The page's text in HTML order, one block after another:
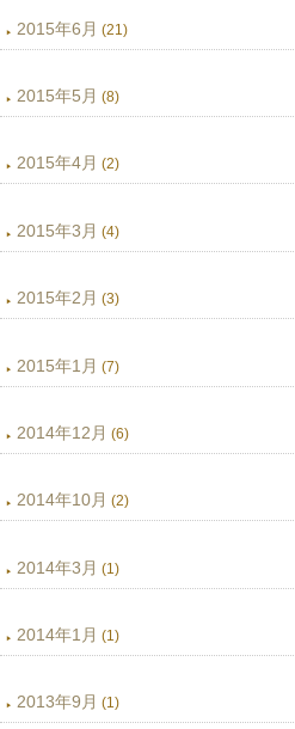
2015年6月 (21)
2015年5月 (8)
2015年4月 (2)
2015年3月 (4)
2015年2月 (3)
2015年1月 (7)
2014年12月 (6)
2014年10月 (2)
2014年3月 (1)
2014年1月 (1)
2013年9月 (1)